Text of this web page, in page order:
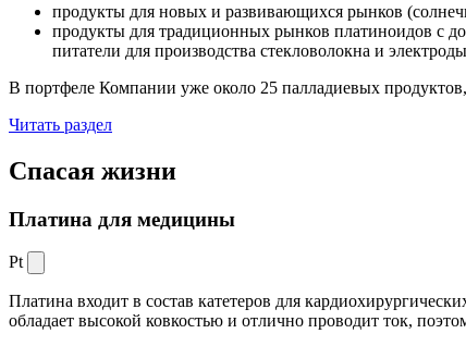
продукты для новых и развивающихся рынков
продукты для традиционных рынков платиноидов с
питатели для производства стекловолокна и
В портфеле Компании уже около 25 палладиевых
Читать раздел
Спасая жизни
Платина для медицины
Pt
Платина входит в состав катетеров для
обладает высокой ковкостью и отлично проводит ток,